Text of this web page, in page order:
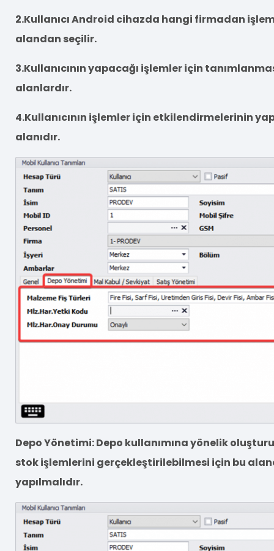
2.Kullanıcı Android cihazda hangi firmadan
alandan seçilir.
3.Kullanıcının yapacağı işlemler için
alanlardır.
4.Kullanıcının işlemler için etkilendirmelerinin
alanıdır.
Depo Yönetimi: Depo kullanımına yönelik
stok işlemlerini gerçekleştirilebilmesi için bu
yapılmalıdır.